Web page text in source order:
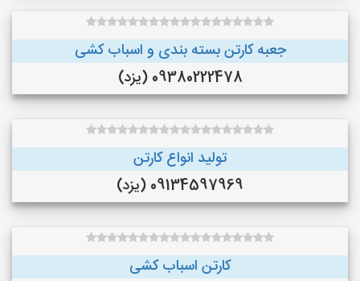
جعبه کارتن بسته بندی و اسباب کشی
09380222478 (یزد)
تولید انواع کارتن
09134597969 (یزد)
کارتن اسباب کشی